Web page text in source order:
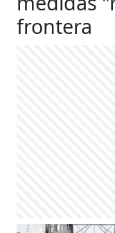
frontera